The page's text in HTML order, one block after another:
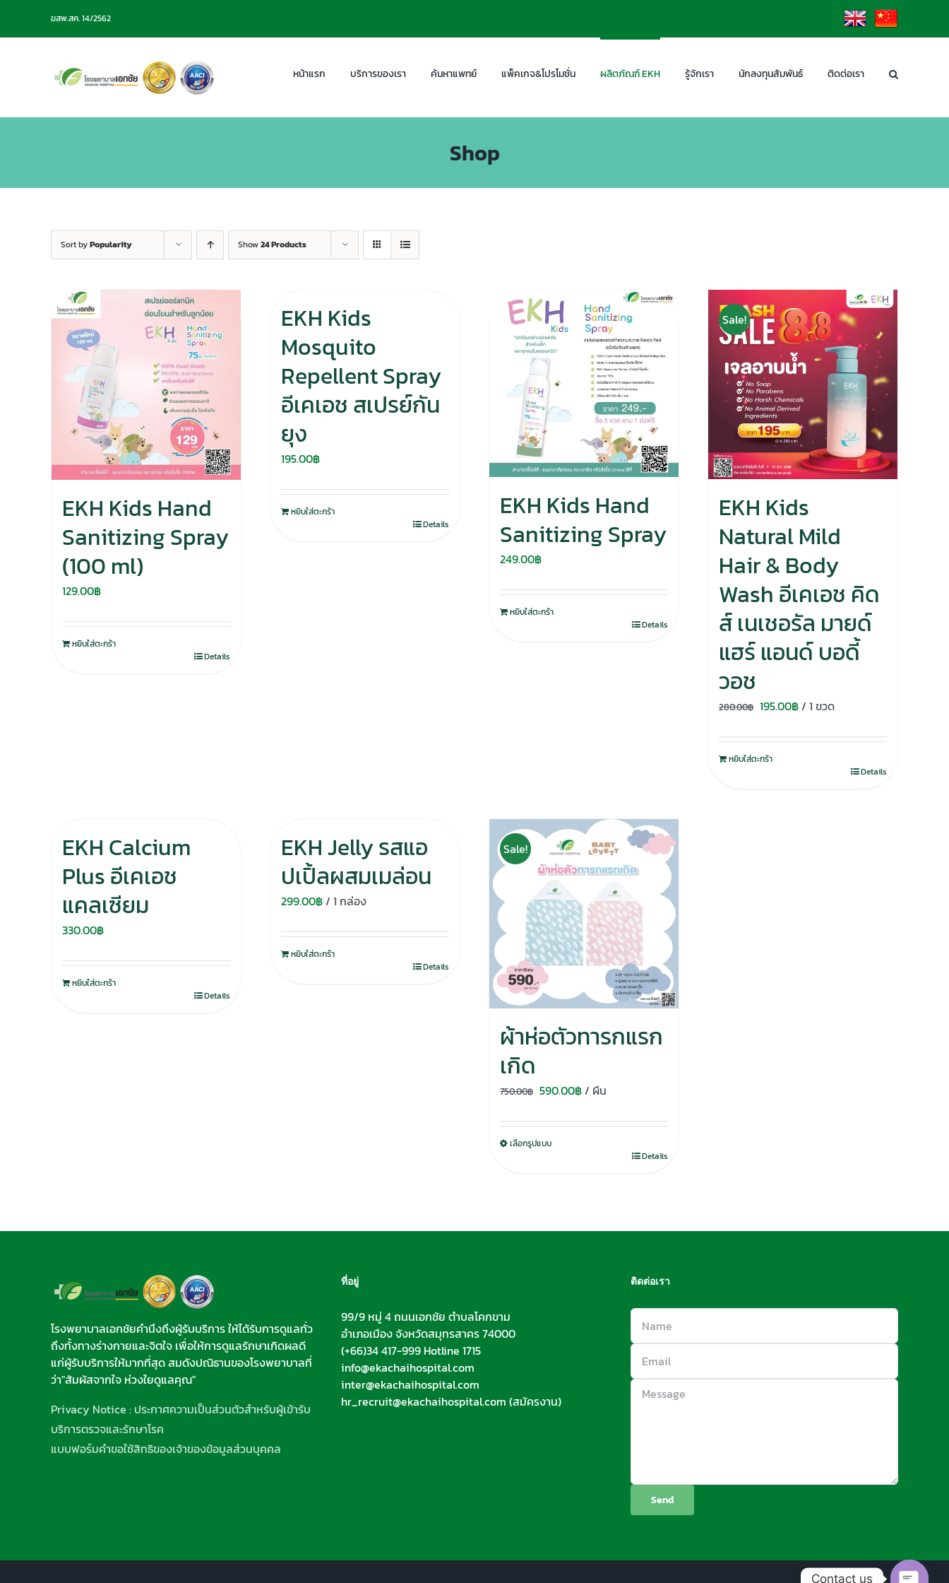
ฆสพ.สค. 14/2562 EN CN
หน้าแรก บริการของเรา ค้นหาแพทย์ แพ็คเกจ&โปรโมชั่น ผลิตภัณฑ์ EKH รู้จักเรา นักลงทุนสัมพันธ์ ติดต่อเรา
Shop
Sort byPopularity Show24 Products
EKH Kids Hand
Sanitizing Spray
(100 ml)
129.00฿
หยิบใส่ตะกร้า
Details
EKH Kids
Mosquito
Repellent Spray
อีเคเอช สเปรย์กัน
ยุง
195.00฿
หยิบใส่ตะกร้า
Details
EKH Kids Hand
Sanitizing Spray
249.00฿
หยิบใส่ตะกร้า
Details
Sale!
EKH Kids
Natural Mild
Hair & Body
Wash อีเคเอช คิด
ส์ เนเชอรัล มายด์
แฮร์ แอนด์ บอดี้
วอช
280.00฿ Original
was:
280.00฿.
195.00฿Current
is:
/ 1 ขวด
หยิบใส่ตะกร้า
Details
EKH Calcium
Plus อีเคเอช
แคลเซียม
330.00฿
หยิบใส่ตะกร้า
Details
EKH Jelly รสแอ
ปเปิ้ลผสมเมล่อน
299.00฿/ 1 กล่อง
หยิบใส่ตะกร้า
Details
Sale!
ผ้าห่อตัวทารกแรก
เกิด
750.00฿ Original
was:
750.00฿.
590.00฿Current
is:
/ ผืน
เลือกรูปแบบ
Details
โรงพยาบาลเอกชัยคำนึงถึงผู้รับบริการ ให้ได้รับการดูแลทั่ว
ถึงทั้งทางร่างกายและจิตใจ เพื่อให้การดูแลรักษาเกิดผลดี
แก่ผู้รับบริการให้มากที่สุด สมดังปณิธานของโรงพยาบาลที่
ว่า"สัมผัสจากใจ ห่วงใยดูแลคุณ"
Privacy Notice : ประกาศความเป็นส่วนตัวสำหรับผู้เข้ารับ
บริการตรวจและรักษาโรค
แบบฟอร์มคำขอใช้สิทธิของเจ้าของข้อมูลส่วนบุคคล
ที่อยู่
99/9 หมู่ 4 ถนนเอกชัย ตำบลโคกขาม
อำเภอเมือง จังหวัดสมุทรสาคร 74000
(+66)34 417-999 Hotline 1715
info@ekachaihospital.com
inter@ekachaihospital.com
hr_recruit@ekachaihospital.com (สมัครงาน)
ติดต่อเรา
Contact us